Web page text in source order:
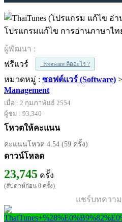
โปรแกรมแก้ไข การอ่านภาษาไท
ผู้พัฒนา :
ฟรีแวร์
Freeware คืออะไร ?
หมวดหมู่ : ซอฟต์แวร์ (Software) >
Management
เมื่อ : 2 กุมภาพันธ์ 2554
ผู้ชม : 93,340
โหวตให้คะแนน
คะแนนโหวต 4.54 (59 ครั้ง)
ดาวน์โหลด
23,745 ครั้ง
(สัปดาห์ก่อน 0 ครั้ง)
แชร์บทควา